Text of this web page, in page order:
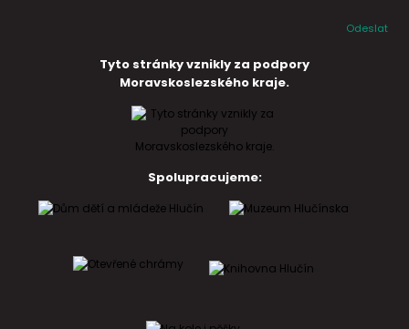
Odeslat
Tyto stránky vznikly za podpory
Moravskoslezského kraje.
Spolupracujeme: